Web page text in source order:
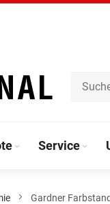
Service
Gardner